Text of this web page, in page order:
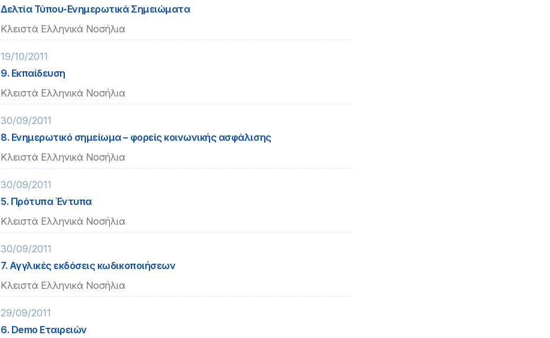
Δελτία Τύπου-Ενημερωτικά Σημειώματα
Κλειστά Ελληνικά Νοσήλια
19/10/2011
9. Εκπαίδευση
Κλειστά Ελληνικά Νοσήλια
30/09/2011
8. Ενημερωτικό σημείωμα – φορείς κοινωνικής ασφάλισης
Κλειστά Ελληνικά Νοσήλια
30/09/2011
5. Πρότυπα Έντυπα
Κλειστά Ελληνικά Νοσήλια
30/09/2011
7. Αγγλικές εκδόσεις κωδικοποιήσεων
Κλειστά Ελληνικά Νοσήλια
29/09/2011
6. Demo Εταιρειών